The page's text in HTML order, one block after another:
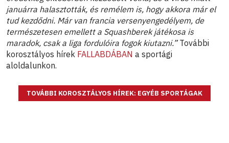
januárra halasztották, és remélem is, hogy akkora már el
tud kezdődni. Már van francia versenyengedélyem, de
természetesen emellett a Squashberek játékosa is
maradok, csak a liga fordulóira fogok kiutazni.”További
korosztályos hírek FALLABDÁBAN a sportági
aloldalunkon.
TOVÁBBI KOROSZTÁLYOS HÍREK: EGYÉB SPORTÁGAK